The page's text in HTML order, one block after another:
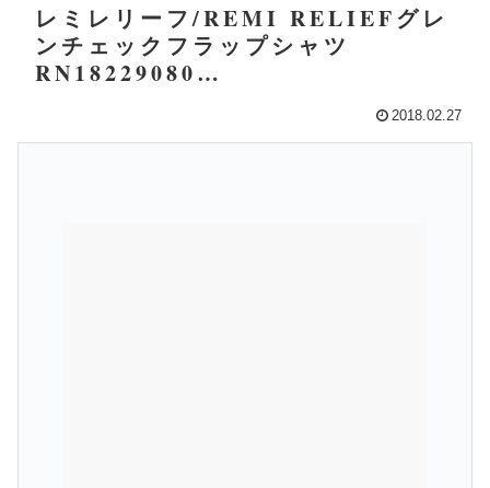
レミレリーフ/REMI RELIEFグレ
ンチェックフラップシャツ
RN18229080…
2018.02.27